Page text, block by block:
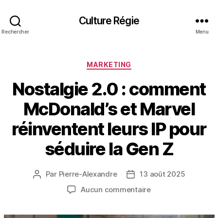
Rechercher
Culture Régie
Menu
Catégories
MARKETING
Nostalgie 2.0 : comment
McDonald’s et Marvel
réinventent leurs IP pour
séduire la Gen Z
Auteur
Par Pierre-Alexandre
Date13 août 2025
Aucun commentairesur